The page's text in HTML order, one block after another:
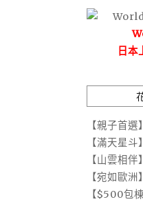
日本
【親子首
【滿天星
【山雲相
【宛如歐
【$500包